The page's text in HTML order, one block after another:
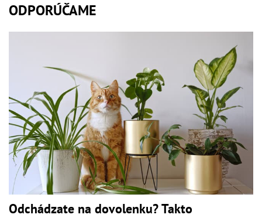
ODPORÚČAME
Odchádzate na dovolenku? Takto